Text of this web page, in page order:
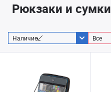
Рюкзаки и сумки
Наличие Все